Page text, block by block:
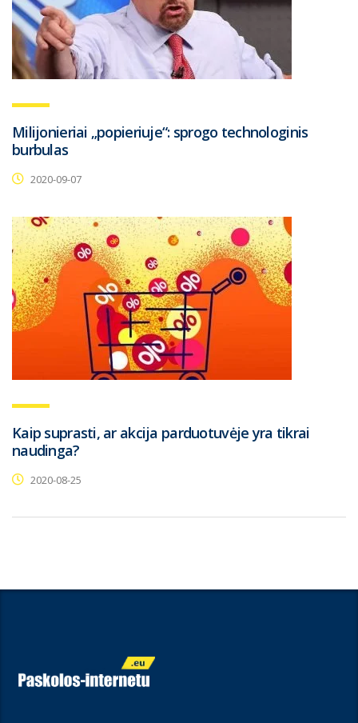
Milijonieriai „popieriuje“: sprogo technologinis
burbulas
2020-09-07
Kaip suprasti, ar akcija parduotuvėje yra tikrai
naudinga?
2020-08-25